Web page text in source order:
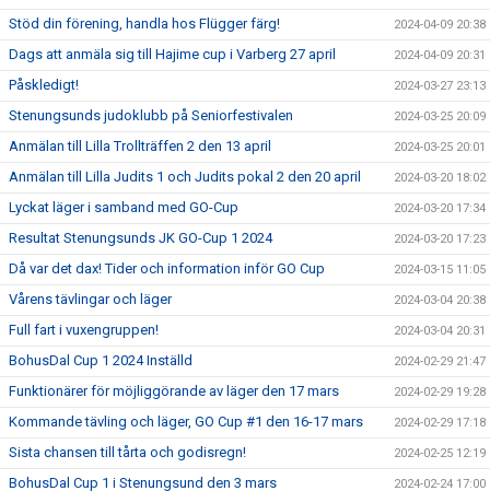
Stöd din förening, handla hos Flügger färg! 2024-04-09 20:38
Dags att anmäla sig till Hajime cup i Varberg 27 april 2024-04-09 20:31
Påskledigt! 2024-03-27 23:13
Stenungsunds judoklubb på Seniorfestivalen 2024-03-25 20:09
Anmälan till Lilla Trollträffen 2 den 13 april 2024-03-25 20:01
Anmälan till Lilla Judits 1 och Judits pokal 2 den 20 april 2024-03-20 18:02
Lyckat läger i samband med GO-Cup 2024-03-20 17:34
Resultat Stenungsunds JK GO-Cup 1 2024 2024-03-20 17:23
Då var det dax! Tider och information inför GO Cup 2024-03-15 11:05
Vårens tävlingar och läger 2024-03-04 20:38
Full fart i vuxengruppen! 2024-03-04 20:31
BohusDal Cup 1 2024 Inställd 2024-02-29 21:47
Funktionärer för möjliggörande av läger den 17 mars 2024-02-29 19:28
Kommande tävling och läger, GO Cup #1 den 16-17 mars 2024-02-29 17:18
Sista chansen till tårta och godisregn! 2024-02-25 12:19
BohusDal Cup 1 i Stenungsund den 3 mars 2024-02-24 17:00